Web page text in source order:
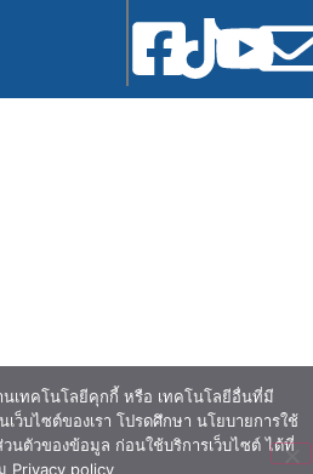
นเทคโนโลยีคุกกี้ หรือ เทคโนโลยีอื่นที่มี
ว็บไซต์ของเรา โปรดศึกษา นโยบายการใช้
นตัวของข้อมูล ก่อนใช้บริการเว็บไซต์ ได้ที่
Privacy policy